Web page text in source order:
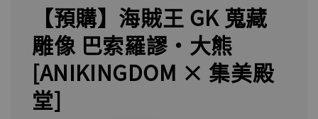
【預購】海賊王 GK 蒐藏
雕像 巴索羅謬·大熊
[ANIKINGDOM × 集美殿
堂]